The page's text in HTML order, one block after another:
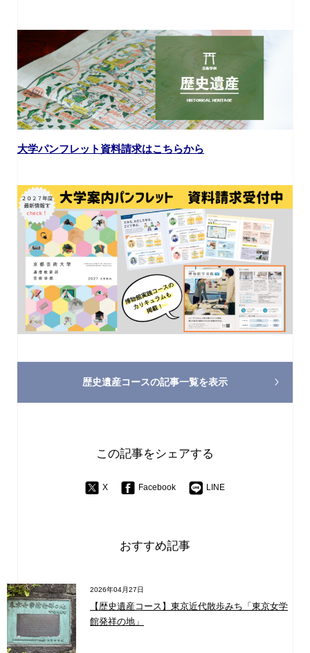
大学パンフレット資料請求はこちらから
歴史遺産コースの記事一覧を表示
この記事をシェアする
X Facebook LINE
おすすめ記事
2026年04月27日
【歴史遺産コース】東京近代散歩みち「東京女学
館発祥の地」